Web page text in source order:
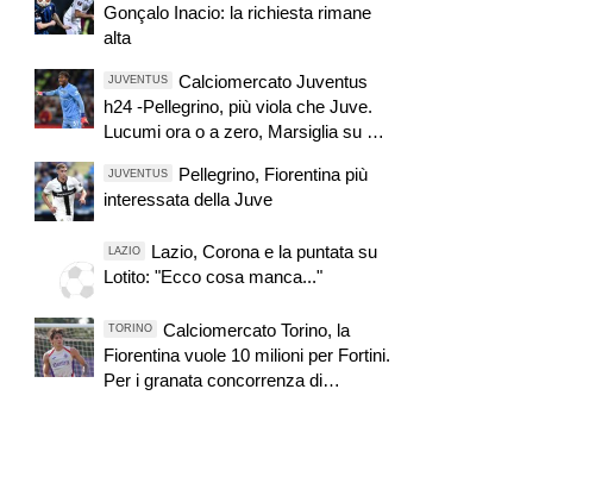
Gonçalo Inacio: la richiesta rimane
alta
JUVENTUS
Calciomercato Juventus
h24 -Pellegrino, più viola che Juve.
Lucumi ora o a zero, Marsiglia su Di
Psg-Juve per il portiere. Avanza
Trubin
JUVENTUS
Pellegrino, Fiorentina più
interessata della Juve
LAZIO
Lazio, Corona e la puntata su
Lotito: "Ecco cosa manca..."
TORINO
Calciomercato Torino, la
Fiorentina vuole 10 milioni per Fortini.
Per i granata concorrenza di